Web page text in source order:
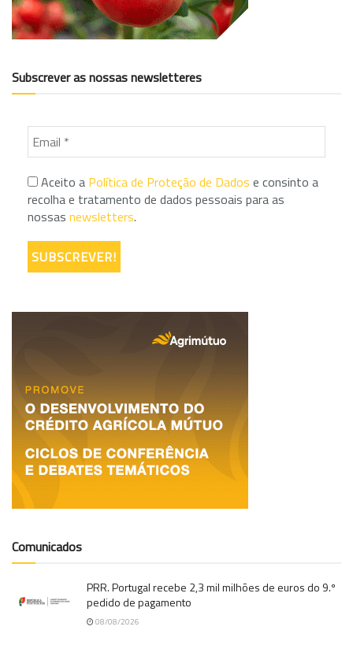
Subscrever as nossas newsletteres
Aceito a Política de Proteção de Dados e consinto a
recolha e tratamento de dados pessoais para as
nossas newsletters.
Comunicados
PRR. Portugal recebe 2,3 mil milhões de euros do 9.º
pedido de pagamento
08/08/2026